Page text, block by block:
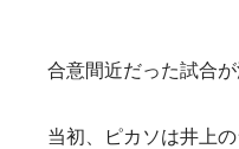
合意間近だった試合が
当初、ピカソは井上の